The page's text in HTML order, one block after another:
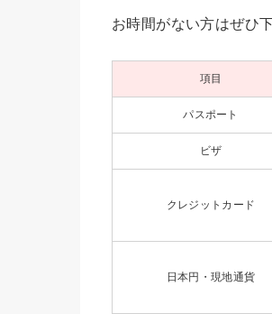
お時間がない方はぜひ
項目
パスポート
ビザ
クレジットカード
日本円・現地通貨